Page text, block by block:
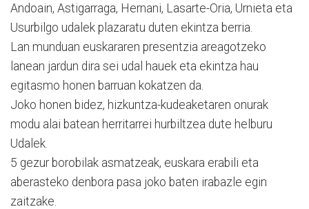
Andoain, Astigarraga, Hernani, Lasarte-Oria, Urnieta eta
Usurbilgo udalek plazaratu duten ekintza berria.
Lan munduan euskararen presentzia areagotzeko
lanean jardun dira sei udal hauek eta ekintza hau
egitasmo honen barruan kokatzen da.
Joko honen bidez, hizkuntza-kudeaketaren onurak
modu alai batean herritarrei hurbiltzea dute helburu
Udalek.
5 gezur borobilak asmatzeak, euskara erabili eta
aberasteko denbora pasa joko baten irabazle egin
zaitzake.